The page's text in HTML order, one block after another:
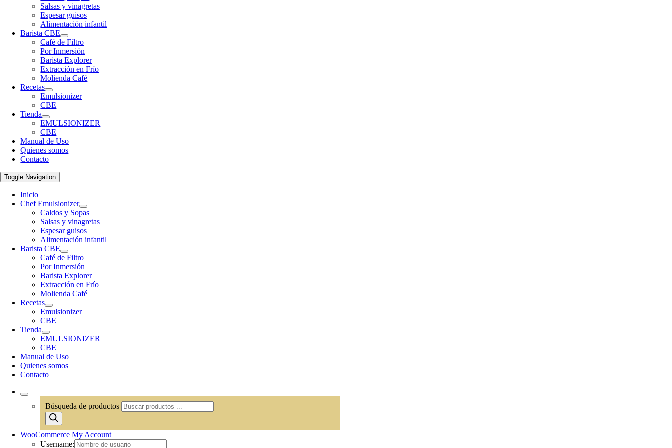
Salsas y vinagretas
Espesar guisos
Alimentación infantil
Barista CBE
Café de Filtro
Por Inmersión
Barista Explorer
Extracción en Frío
Molienda Café
Recetas
Emulsionizer
CBE
Tienda
EMULSIONIZER
CBE
Manual de Uso
Quienes somos
Contacto
Toggle Navigation
Inicio
Chef Emulsionizer
Caldos y Sopas
Salsas y vinagretas
Espesar guisos
Alimentación infantil
Barista CBE
Café de Filtro
Por Inmersión
Barista Explorer
Extracción en Frío
Molienda Café
Recetas
Emulsionizer
CBE
Tienda
EMULSIONIZER
CBE
Manual de Uso
Quienes somos
Contacto
Búsqueda de productos
WooCommerce My Account
Username: